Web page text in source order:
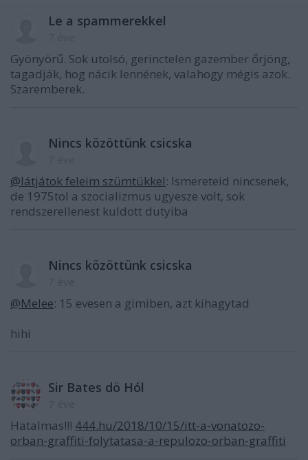
Le a spammerekkel
Gyönyörű. Sok utolsó, gerinctelen gazember őrjöng,
tagadják, hog nácik lennének, valahogy mégis azok.
Szaremberek.
Nincs közöttünk csicska
@látjátok feleim szümtükkel: Ismereteid nincsenek,
de 1975tol a szocializmus ugyesze volt, sok
rendszerellenest kuldott dutyiba
Nincs közöttünk csicska
@Melee: 15 evesen a gimiben, azt kihagytad
hihi
Sir Bates dö Hól
Hatalmas!!! 444.hu/2018/10/15/itt-a-vonatozo-
orban-graffiti-folytatasa-a-repulozo-orban-graffiti